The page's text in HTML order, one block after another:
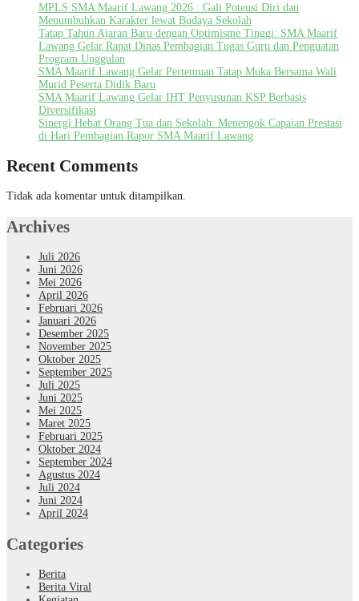
MPLS SMA Maarif Lawang 2026 : Gali Potensi Diri dan
Menumbuhkan Karakter lewat Budaya Sekolah
Tatap Tahun Ajaran Baru dengan Optimisme Tinggi: SMA Maarif
Lawang Gelar Rapat Dinas Pembagian Tugas Guru dan Penguatan
Program Unggulan
SMA Maarif Lawang Gelar Pertemuan Tatap Muka Bersama Wali
Murid Peserta Didik Baru
SMA Maarif Lawang Gelar IHT Penyusunan KSP Berbasis
Diversifikasi
Sinergi Hebat Orang Tua dan Sekolah: Menengok Capaian Prestasi
di Hari Pembagian Rapor SMA Maarif Lawang
Recent Comments
Tidak ada komentar untuk ditampilkan.
Archives
Juli 2026
Juni 2026
Mei 2026
April 2026
Februari 2026
Januari 2026
Desember 2025
November 2025
Oktober 2025
September 2025
Juli 2025
Juni 2025
Mei 2025
Maret 2025
Februari 2025
Oktober 2024
September 2024
Agustus 2024
Juli 2024
Juni 2024
April 2024
Categories
Berita
Berita Viral